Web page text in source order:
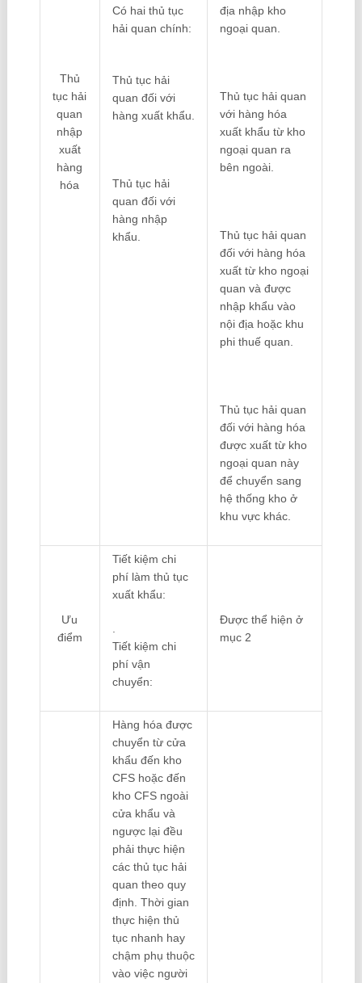
Thủ
tục hải
quan
nhập
xuất
hàng
hóa
Có hai thủ tục
hải quan chính:
Thủ tục hải
quan đối với
hàng xuất khẩu.
Thủ tục hải
quan đối với
hàng nhập
khẩu.
địa nhập kho
ngoại quan.
Thủ tục hải quan
với hàng hóa
xuất khẩu từ kho
ngoại quan ra
bên ngoài.
Thủ tục hải quan
đối với hàng hóa
xuất từ kho ngoại
quan và được
nhập khẩu vào
nội địa hoặc khu
phi thuế quan.
Thủ tục hải quan
đối với hàng hóa
được xuất từ kho
ngoại quan này
để chuyển sang
hệ thống kho ở
khu vực khác.
Ưu
điểm
Tiết kiệm chi
phí làm thủ tục
xuất khẩu:
Tiết kiệm chi
phí vận
chuyển:
Được thể hiện ở
mục 2
Hàng hóa được
chuyển từ cửa
khẩu đến kho
CFS hoặc đến
kho CFS ngoài
cửa khẩu và
ngược lại đều
phải thực hiện
các thủ tục hải
quan theo quy
định. Thời gian
thực hiện thủ
tục nhanh hay
chậm phụ thuộc
vào việc người